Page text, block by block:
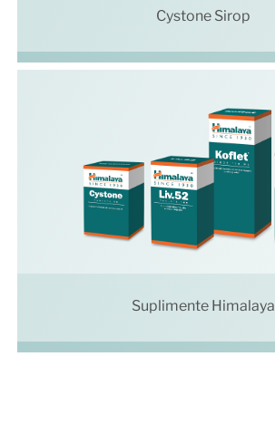
Cystone Sirop
Suplimente Himalaya